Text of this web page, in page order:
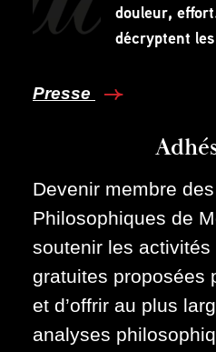
douleur,
décryptent
Presse
Devenir membre
Philosophiques de
soutenir les activités
gratuites proposées
et d’offrir au plus
analyses